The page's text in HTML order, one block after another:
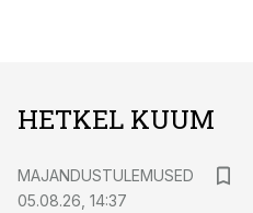
HETKEL KUUM
MAJANDUSTULEMUSED
05.08.26, 14:37